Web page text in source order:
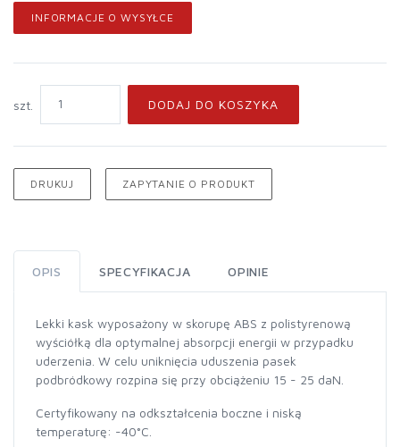
INFORMACJE O WYSYŁCE
szt. DODAJ DO KOSZYKA
DRUKUJ ZAPYTANIE O PRODUKT
OPIS SPECYFIKACJA OPINIE
Lekki kask wyposażony w skorupę ABS z polistyrenową
wyściółką dla optymalnej absorpcji energii w przypadku
uderzenia. W celu uniknięcia uduszenia pasek
podbródkowy rozpina się przy obciążeniu 15 - 25 daN.
Certyfikowany na odkształcenia boczne i niską
temperaturę: -40°C.